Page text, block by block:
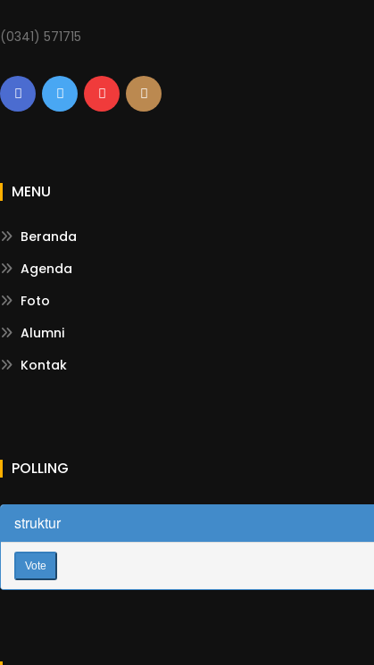
(0341) 571715
MENU
Beranda
Agenda
Foto
Alumni
Kontak
POLLING
struktur
Vote